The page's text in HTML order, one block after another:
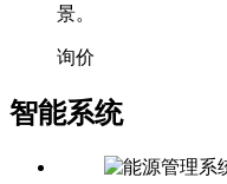
景。
询价
智能系统